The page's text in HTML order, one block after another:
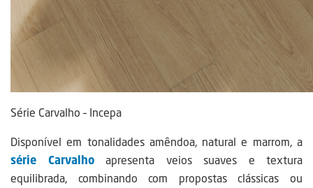
Série Carvalho – Incepa
Disponível em tonalidades amêndoa, natural e marrom, a
série Carvalhoapresenta veios suaves e textura
equilibrada, combinando com propostas clássicas ou